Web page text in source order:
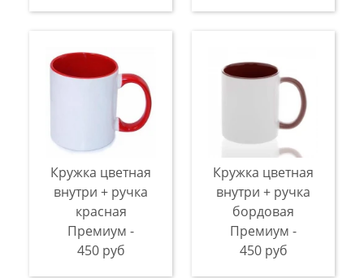
Кружка цветная
внутри + ручка
красная
Премиум -
450 руб
Кружка цветная
внутри + ручка
бордовая
Премиум -
450 руб